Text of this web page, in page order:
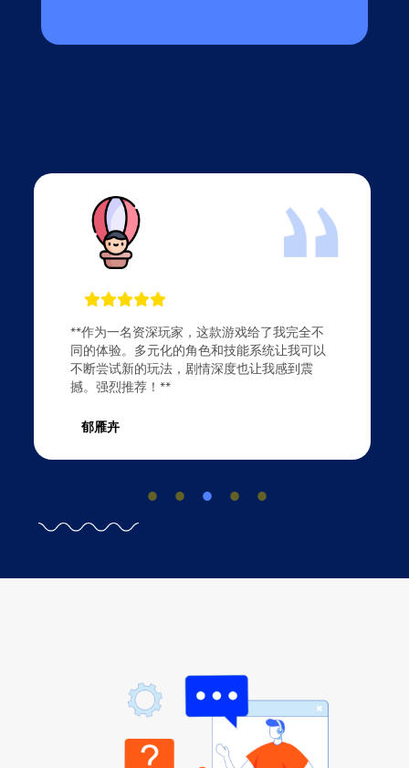
“这款游戏真的超乎我的预期！画面精美，操作
流畅，剧情引人入胜。每次玩都能发现新的细
节，完全不想停下来！”